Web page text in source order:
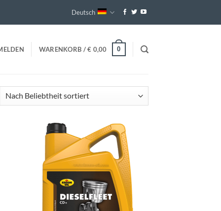
Deutsch
WARENKORB /€ 0,00 0
Toevoegen
aan
wenslijst